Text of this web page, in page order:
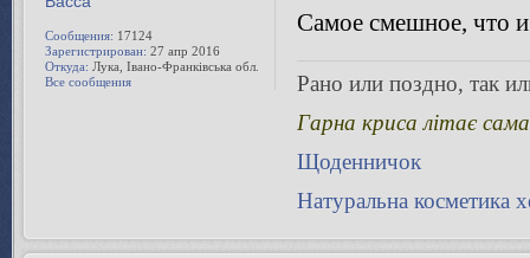
Самое смешное, что
Рано или поздно, так
Гарна криса літає сама
Щоденничок
Натуральна косметика
Сообщения: 17124
Зарегистрирован: 27 апр 2016
Откуда: Лука, Івано-Франківська обл.
Все сообщения